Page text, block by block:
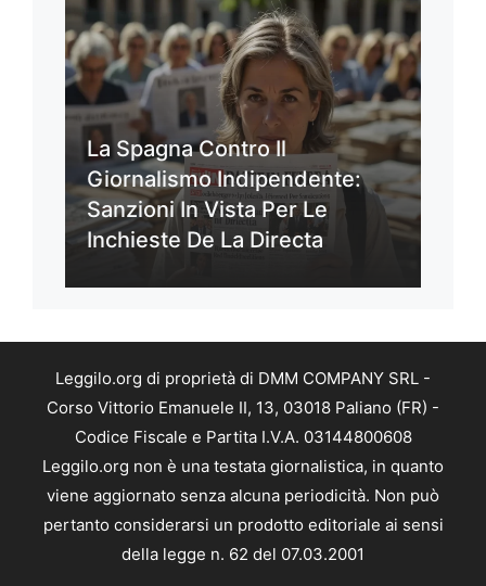
La Spagna Contro Il
Giornalismo Indipendente:
Sanzioni In Vista Per Le
Inchieste De La Directa
Leggilo.org di proprietà di DMM COMPANY SRL -
Corso Vittorio Emanuele II, 13, 03018 Paliano (FR) -
Codice Fiscale e Partita I.V.A. 03144800608
Leggilo.org non è una testata giornalistica, in quanto
viene aggiornato senza alcuna periodicità. Non può
pertanto considerarsi un prodotto editoriale ai sensi
della legge n. 62 del 07.03.2001